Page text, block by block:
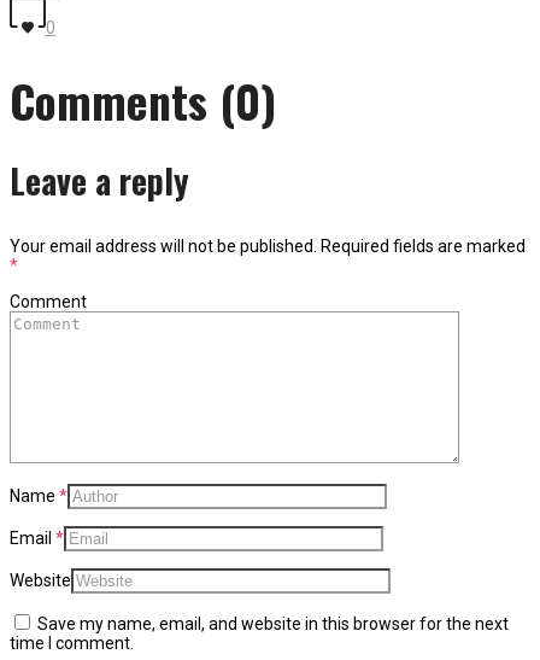
0
Comments (0)
Leave a reply
Your email address will not be published. Required fields are marked
*
Comment
Name *
Email *
Website
Save my name, email, and website in this browser for the next
time I comment.